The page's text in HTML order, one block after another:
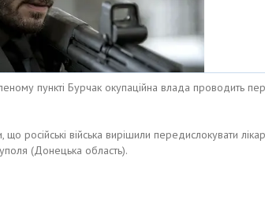
пункті Бурчак окупаційна влада проводить
російські війська вирішили передислокувати
(Донецька область).